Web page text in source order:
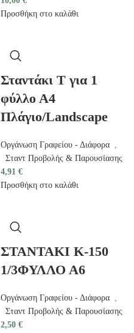
Προσθήκη στο καλάθι
Σταντάκι T για 1
φύλλο Α4
Πλάγιο/Landscape
Οργάνωση Γραφείου - Διάφορα ,
Σταντ Προβολής & Παρουσίασης
4,91 €
Προσθήκη στο καλάθι
ΣΤΑΝΤΑΚΙ Κ-150
1/3ΦΥΛΛΟ Α6
Οργάνωση Γραφείου - Διάφορα ,
Σταντ Προβολής & Παρουσίασης
2,50 €